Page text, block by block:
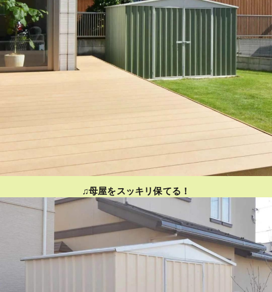
♫母屋をスッキリ保てる！